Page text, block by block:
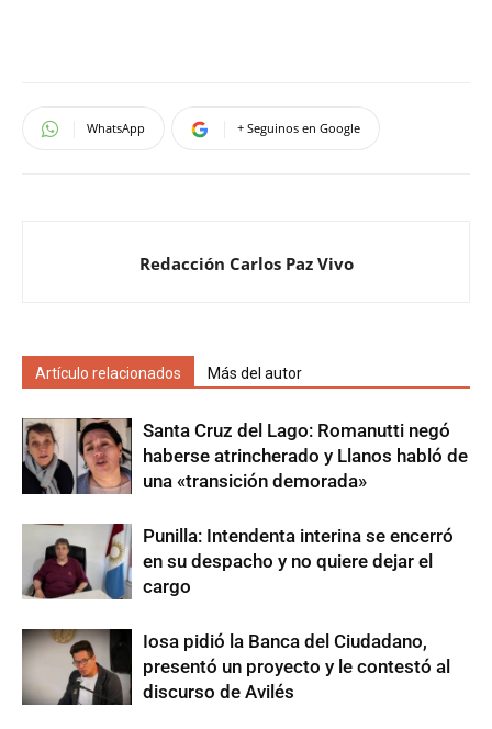
WhatsApp + Seguinos en Google
Redacción Carlos Paz Vivo
Artículo relacionados Más del autor
Santa Cruz del Lago: Romanutti negó
haberse atrincherado y Llanos habló de
una «transición demorada»
Punilla: Intendenta interina se encerró
en su despacho y no quiere dejar el
cargo
Iosa pidió la Banca del Ciudadano,
presentó un proyecto y le contestó al
discurso de Avilés